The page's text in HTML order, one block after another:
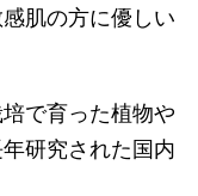
肌の方に優しい
で育った植物や
研究された国内